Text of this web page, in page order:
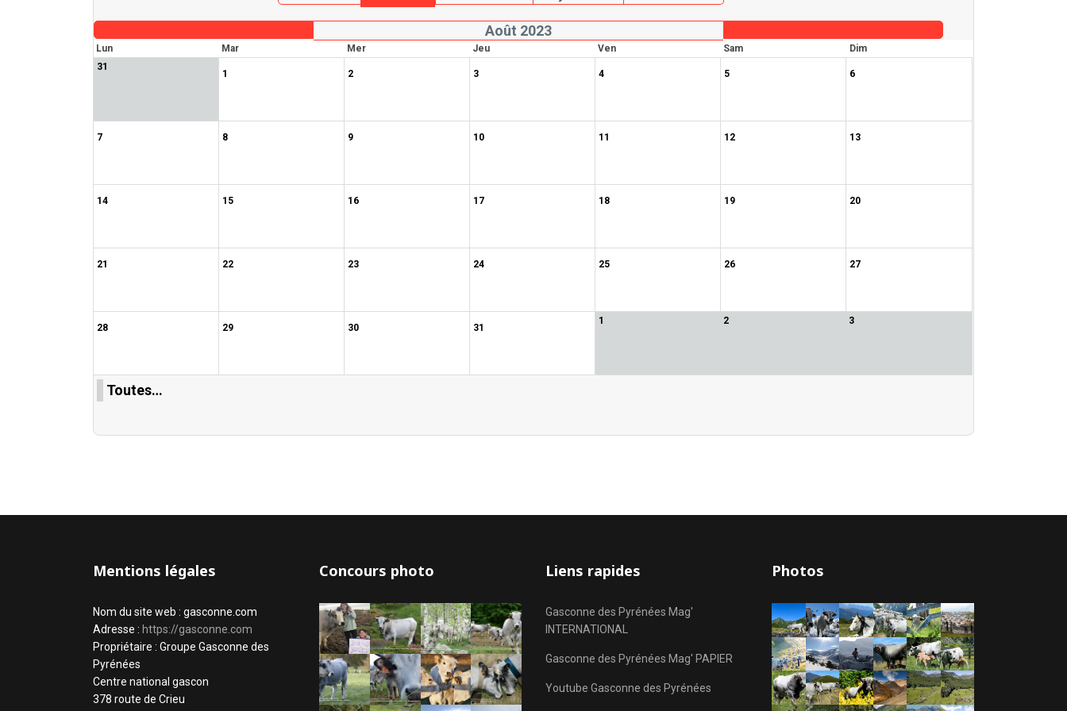
Août 2023
Lun Mar Mer Jeu Ven Sam
Dim
31
1 2 3 4 5 6
7 8 9 10 11 12 13
14 15 16 17 18 19 20
21 22 23 24 25 26 27
28 29 30 31
1 2 3
Toutes…
Mentions légales
Nom du site web : gasconne.com
Adresse : https://gasconne.com
Propriétaire : Groupe Gasconne des
Pyrénées
Centre national gascon
378 route de Crieu
Concours photo Liens rapides
Gasconne des Pyrénées Mag'
INTERNATIONAL
Gasconne des Pyrénées Mag' PAPIER
Youtube Gasconne des Pyrénées
Photos